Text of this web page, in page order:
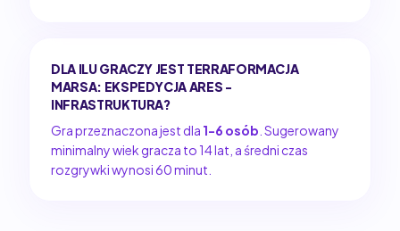
DLA ILU GRACZY JEST TERRAFORMACJA
MARSA: EKSPEDYCJA ARES -
INFRASTRUKTURA?
Gra przeznaczona jest dla 1-6 osób . Sugerowany
minimalny wiek gracza to 14 lat, a średni czas
rozgrywki wynosi 60 minut.